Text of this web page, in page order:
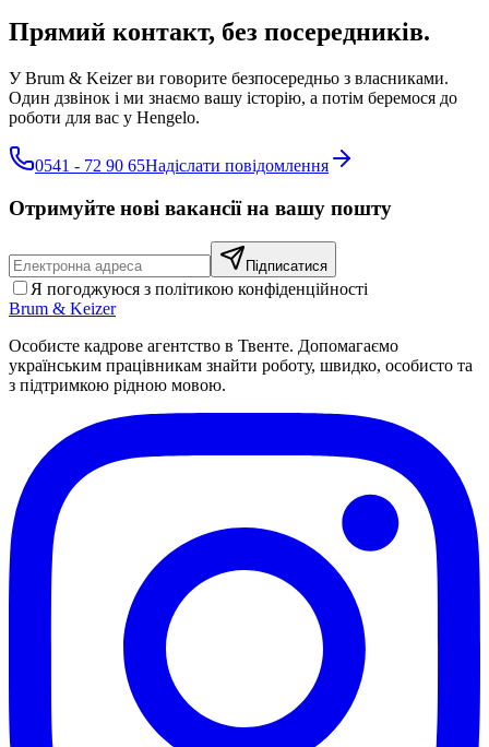
Прямий контакт, без посередників.
У Brum & Keizer ви говорите безпосередньо з власниками.
Один дзвінок і ми знаємо вашу історію, а потім беремося до
роботи для вас у Hengelo.
0541 - 72 90 65Надіслати повідомлення
Отримуйте нові вакансії на вашу пошту
Підписатися
Я погоджуюся з політикою конфіденційності
Brum & Keizer
Особисте кадрове агентство в Твенте. Допомагаємо
українським працівникам знайти роботу, швидко, особисто та
з підтримкою рідною мовою.